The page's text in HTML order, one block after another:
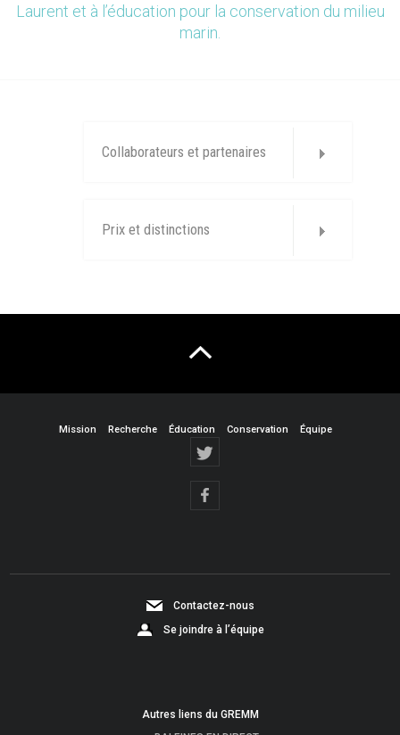
Laurent et à l’éducation pour la conservation du milieu
marin.
Collaborateurs et partenaires
Prix et distinctions
Mission Recherche Éducation Conservation Équipe
Contactez-nous
Se joindre à l’équipe
Autres liens du GREMM